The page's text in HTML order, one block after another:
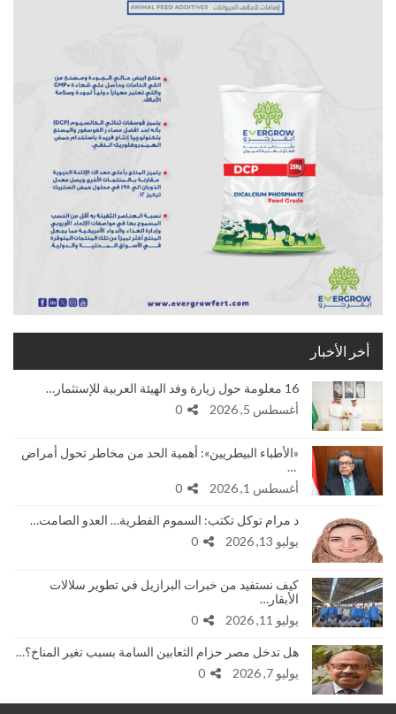
أخر الأخبار
16 معلومة حول زيارة وفد الهيئة العربية للإستثمار…
أغسطس 5, 2026
«الأطباء البيطريين»: أهمية الحد من مخاطر تحول أمراض
…
أغسطس 1, 2026
د مرام توكل تكتب: السموم الفطرية… العدو الصامت…
يوليو 13, 2026
كيف نستفيد من خبرات البرازيل في تطوير سلالات
الأبقار…
يوليو 11, 2026
هل تدخل مصر حزام الثعابين السامة بسبب تغير المناخ؟…
يوليو 7, 2026